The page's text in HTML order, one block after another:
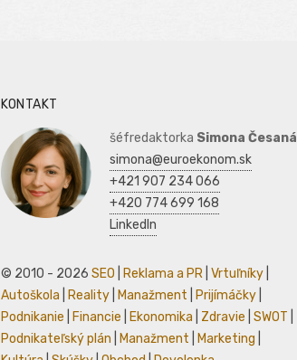
KONTAKT
šéfredaktorka Simona Česaná
simona@euroekonom.sk
+421 907 234 066
+420 774 699 168
LinkedIn
© 2010 - 2026 SEO Reklama a PR Vrtuľníky
Autoškola
Reality Manažment Prijímáčky
Podnikanie
Financie Ekonomika Zdravie SWOT
Podnikateľský plán
Manažment Marketing